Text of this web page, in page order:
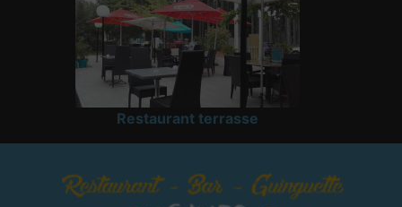
Restaurant terrasse